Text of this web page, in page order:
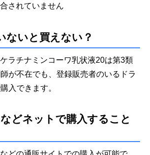
されていません
ないと買えない？
ラチナミンコーワ乳状液20は第3類
が不在でも、登録販売者のいるドラ
入できます。
どネットで購入すること